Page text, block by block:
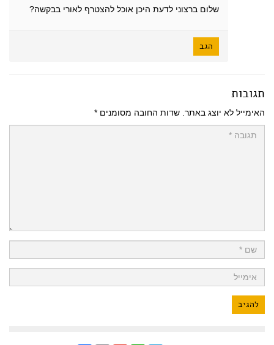
שלום ברצוני לדעת היכן אוכל להצטרף לאורי בבקשה?
הגב
תגובות
האימייל לא יוצג באתר. שדות החובה מסומנים *